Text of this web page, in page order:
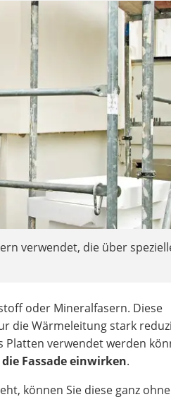
verwendet, die über
oder Mineralfasern. Diese
die Wärmeleitung stark
Platten verwendet werden
Fassade einwirken.
können Sie diese ganz ohne